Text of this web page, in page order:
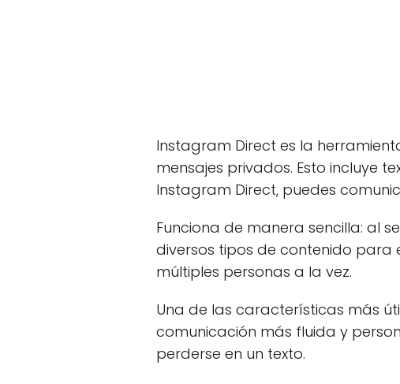
Instagram Direct es la
mensajes privados. Esto incluye
Instagram Direct, puedes
Funciona de manera sencilla: al
diversos tipos de contenido para
múltiples personas a la vez.
Una de las características más
comunicación más fluida y
perderse en un texto.